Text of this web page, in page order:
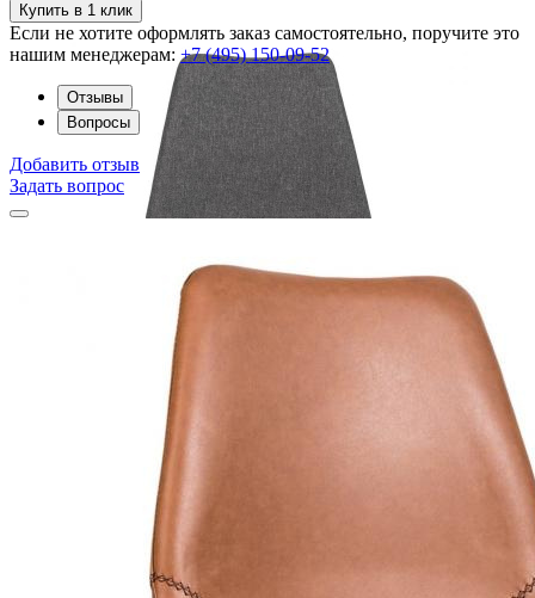
Купить в 1 клик
Если не хотите оформлять заказ самостоятельно, поручите это
нашим менеджерам: +7 (495) 150-09-52
Отзывы
Вопросы
Добавить отзыв
Задать вопрос